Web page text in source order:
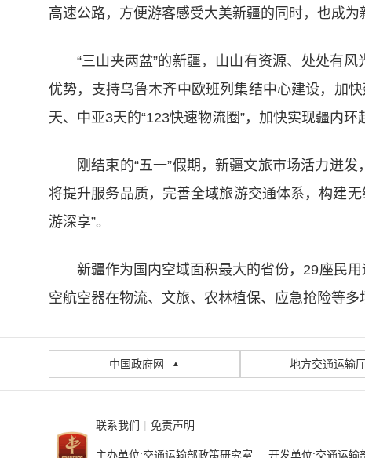
高速公路，方便游客感受大美新疆的同时，也成为
“三山夹两盆”的新疆，山山有资源、处处有
优势，支持乌鲁木齐中欧班列集结中心建设，加
天、中亚3天的“123快速物流圈”，加快实现疆内
刚结束的“五一”假期，新疆文旅市场活力迸
将提升服务品质，完善全域旅游交通体系，构建
游深享”。
新疆作为国内空域面积最大的省份，29座民
空航空器在物流、文旅、农林植保、应急抢险等多
中国政府网 ▲ 地方交通运输
联系我们 | 免责声明
主办单位:交通运输部政策研究室 开发单位:交通运输